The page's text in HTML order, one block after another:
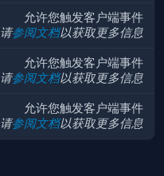
允许您触发客户端事件
请参阅文档以获取更多信息
允许您触发客户端事件
请参阅文档以获取更多信息
允许您触发客户端事件
请参阅文档以获取更多信息